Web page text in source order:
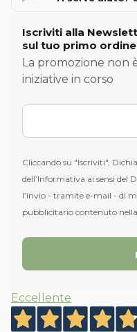
Iscriviti alla
sul tuo primo ordine
La promozione non
iniziative in corso
Cliccando su "Iscriviti",
dell’Informativa ai sensi del
l’invio - tramite e-mail - di
pubblicitario contenuto
Eccellente